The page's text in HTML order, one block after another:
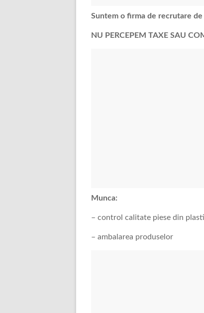
Suntem o firma de recrutare
NU PERCEPEM TAXE SAU
Munca:
– control calitate piese din
– ambalarea produselor